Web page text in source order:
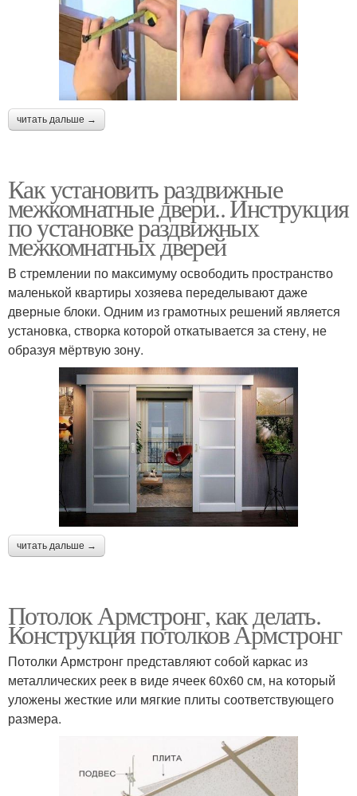
читать дальше →
Как установить раздвижные
межкомнатные двери.. Инструкция
по установке раздвижных
межкомнатных дверей
В стремлении по максимуму освободить пространство
маленькой квартиры хозяева переделывают даже
дверные блоки. Одним из грамотных решений является
установка, створка которой откатывается за стену, не
образуя мёртвую зону.
читать дальше →
Потолок Армстронг, как делать.
Конструкция потолков Армстронг
Потолки Армстронг представляют собой каркас из
металлических реек в виде ячеек 60х60 см, на который
уложены жесткие или мягкие плиты соответствующего
размера.